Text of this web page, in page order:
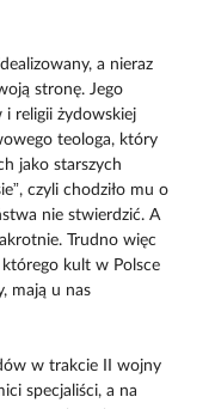
a nieraz
stronę. Jego
religii żydowskiej
teologa, który
jako starszych
czyli chodziło mu o
nie stwierdzić. A
Trudno więc
kult w Polsce
mają u nas
w trakcie II wojny
specjaliści, a na